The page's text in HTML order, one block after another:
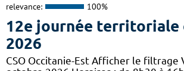
relevance: 100%
12e journée territoriale
2026
CSO Occitanie-Est Afficher le filtrage